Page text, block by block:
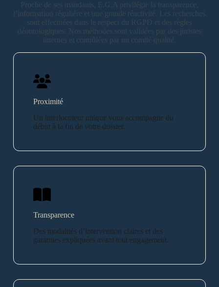
Proche de ses mandants, E.G.A privilégie la transparence,
l’information régulière et une grande réactivité. Les recherches
sont effectuées dans le respect du RGPD et des règles
déontologiques. Nos méthodes sont validées par des juristes
internes et contrôlées par un comité qualité.
Proximité
Un interlocuteur unique vous accompagne du
début à la fin de votre dossier.
Transparence
Des modalités d’intervention claires et des
garanties expliquées avant tout engagement.